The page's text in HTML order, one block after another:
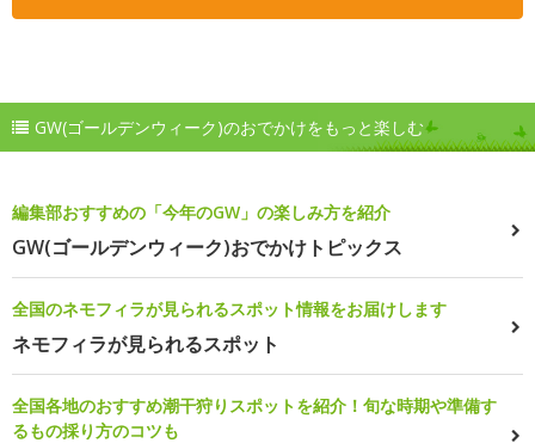
GW(ゴールデンウィーク)のおでかけをもっと楽しむ
編集部おすすめの「今年のGW」の楽しみ方を紹介
GW(ゴールデンウィーク)おでかけトピックス
全国のネモフィラが見られるスポット情報をお届けします
ネモフィラが見られるスポット
全国各地のおすすめ潮干狩りスポットを紹介！旬な時期や準備す
るもの採り方のコツも